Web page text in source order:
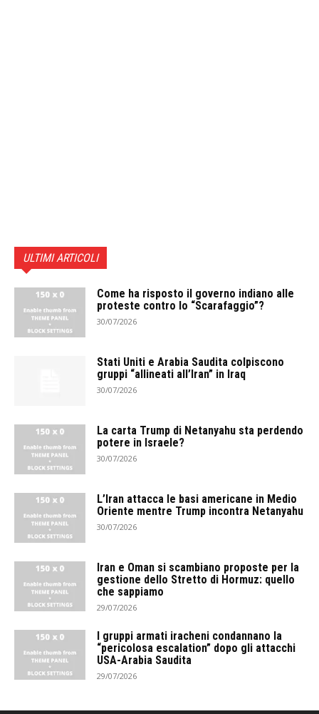
ULTIMI ARTICOLI
Come ha risposto il governo indiano alle
proteste contro lo “Scarafaggio”?
30/07/2026
Stati Uniti e Arabia Saudita colpiscono
gruppi “allineati all’Iran” in Iraq
30/07/2026
La carta Trump di Netanyahu sta perdendo
potere in Israele?
30/07/2026
L’Iran attacca le basi americane in Medio
Oriente mentre Trump incontra Netanyahu
30/07/2026
Iran e Oman si scambiano proposte per la
gestione dello Stretto di Hormuz: quello
che sappiamo
29/07/2026
I gruppi armati iracheni condannano la
“pericolosa escalation” dopo gli attacchi
USA-Arabia Saudita
29/07/2026